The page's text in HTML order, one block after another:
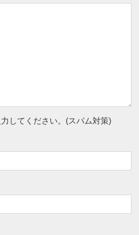
してください。(スパム対策)